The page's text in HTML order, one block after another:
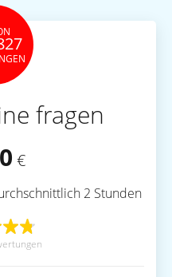
fragen
€
2 Stunden